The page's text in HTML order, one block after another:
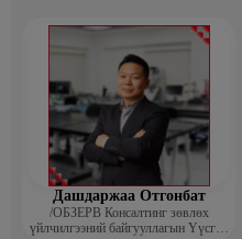
Дашдаржаа Отгонбат
/ОБЗЕРВ Консалтинг зөвлөх
үйлчилгээний байгууллагын Үүсгэн